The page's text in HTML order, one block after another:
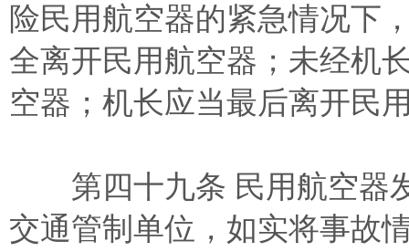
险民用航空器的紧急情况下
全离开民用航空器；未经机
空器；机长应当最后离开民
第四十九条 民用航空器
交通管制单位，如实将事故